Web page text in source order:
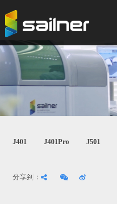
J401 J401Pro J501
分享到：